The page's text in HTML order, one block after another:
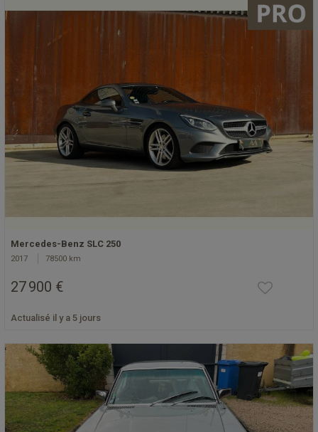
Mercedes-Benz SLC 250
2017 78500 km
27 900 €
Actualisé il y a 5 jours